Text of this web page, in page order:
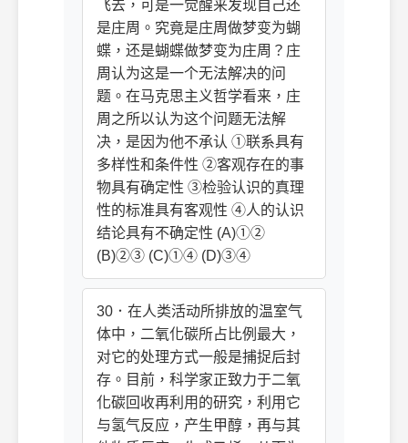
飞去，可是一觉醒来发现自己还
是庄周。究竟是庄周做梦变为蝴
蝶，还是蝴蝶做梦变为庄周？庄
周认为这是一个无法解决的问
题。在马克思主义哲学看来，庄
周之所以认为这个问题无法解
决，是因为他不承认 ①联系具有
多样性和条件性 ②客观存在的事
物具有确定性 ③检验认识的真理
性的标准具有客观性 ④人的认识
结论具有不确定性 (A)①②
(B)②③ (C)①④ (D)③④
30．在人类活动所排放的温室气
体中，二氧化碳所占比例最大，
对它的处理方式一般是捕捉后封
存。目前，科学家正致力于二氧
化碳回收再利用的研究，利用它
与氢气反应，产生甲醇，再与其